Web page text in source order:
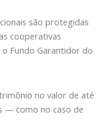
são protegidas
cooperativas
Fundo Garantidor do
no valor de até
— como no caso de